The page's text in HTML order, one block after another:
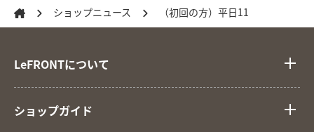
ショップニュース （初回の方）平日11
LeFRONTについて
ショップガイド